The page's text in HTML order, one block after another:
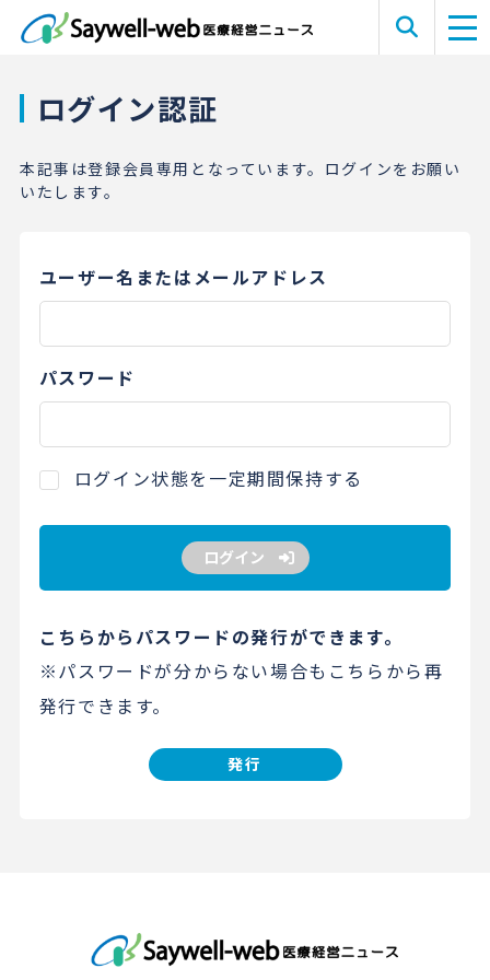
ログイン認証
本記事は登録会員専用となっています。ログインをお願い
いたします。
ユーザー名またはメールアドレス
パスワード
ログイン状態を一定期間保持する
ログイン
こちらからパスワードの発行ができます。
※パスワードが分からない場合もこちらから再
発行できます。
発行